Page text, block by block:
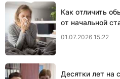
Как отличить
от начальной
01.07.2026 15:22
Десятки лет на